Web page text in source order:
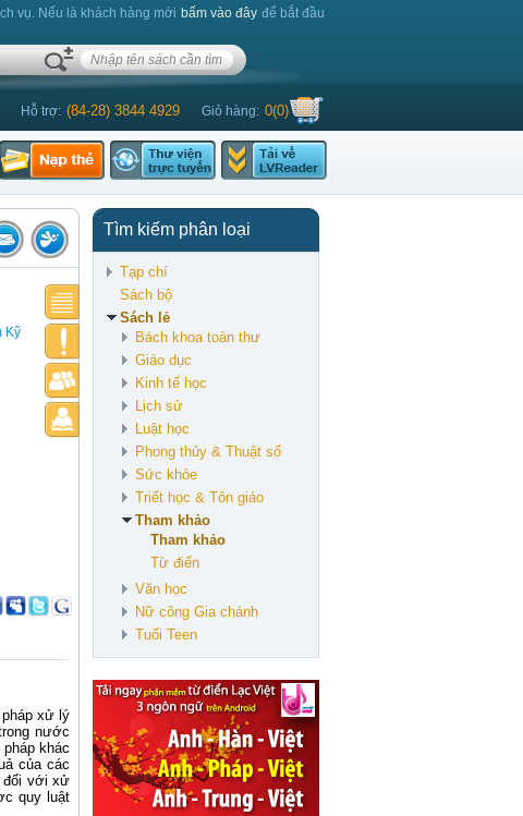
vụ. Nếu là khách hàng mới bấm vào đây để bắt đầu
Hỗ trợ: (84-28) 3844 4929 Giỏ hàng: 0(0)
Tìm kiếm phân loại
Tạp chí
Sách bộ
Sách lẻ
Bách khoa toàn thư
Giáo dục
Kinh tế học
Lịch sử
Luật học
Phong thủy & Thuật số
Sức khỏe
Triết học & Tôn giáo
Tham khảo
Tham khảo
Từ điển
Văn học
Nữ công Gia chánh
Tuổi Teen
Kỹ
xử lý
nước
khác
của các
đối với xử
quy luật